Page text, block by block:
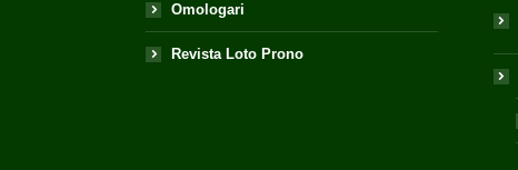
Omologari
Revista Loto Prono